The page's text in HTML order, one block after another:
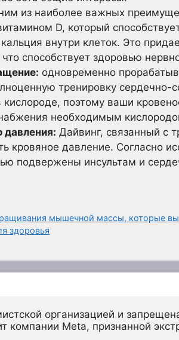
из наиболее важных
D, который
внутри клеток. Это
способствует здоровью
одновременно
тренировку сердечно-
поэтому ваши
необходимым
давления: Дайвинг, связанный с
кровяное давление. Согласно
подвержены инсультам и
мышечной массы, которые
здоровья
организацией и
компании Meta, признанной